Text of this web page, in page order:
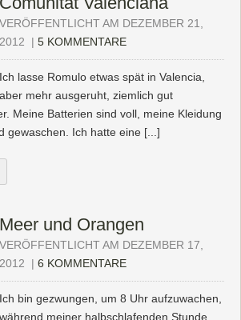
VERÖFFENTLICHT AM DEZEMBER 21,
2012
| 5 KOMMENTARE
Ich lasse Romulo etwas spät in Valencia,
aber mehr ausgeruht, ziemlich gut
Meine Batterien sind voll, meine Kleidung
gewaschen. Ich hatte eine [...]
Meer und Orangen
VERÖFFENTLICHT AM DEZEMBER 17,
2012
| 6 KOMMENTARE
Ich bin gezwungen, um 8 Uhr aufzuwachen,
während meiner halbschlafenden Stunde